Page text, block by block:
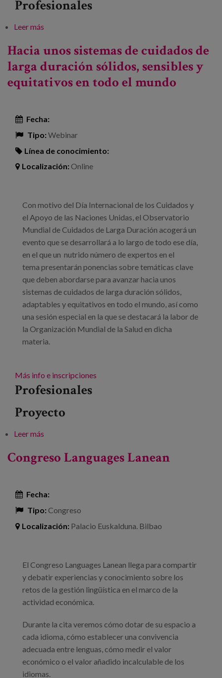
Profesionales
Leer más
profesionalización en el sector
Hacia unos sistemas de cuidados de
larga duración sólidos, sensibles y
equitativos en todo el mundo
Fecha:
Tipo:Webinar
Línea de conocimiento:
Localización:Online
Con motivo del Día Internacional de los Cuidados y
el Apoyo de las Naciones Unidas, el Observatorio
Mundial de Cuidados de Larga Duración acogerá un
evento que se desarrollará a lo largo de todo ese día,
en el que un nutrido número de expertos en el
tema presentarán ponencias sobre temáticas clave
que deben abordarse para avanzar hacia unos
sistemas de cuidados de larga duración sólidos,
adaptables y equitativos en todo el mundo, así como
una sesión especial en la que se destacará la labor de
la Organización Mundial de la Salud en dicha
materia.
Más info e inscripciones
Profesionales
Proyecto
Leer más
mundo
Congreso Languages Lanean
Fecha:
Tipo:Congreso
Localización: Palacio Euskalduna. Bilbao
El Congreso Languages Lanean llega para compartir
y debatir experiencias y conocimiento sobre los
retos de la gestión lingüística en el marco de la
actividad económica.
Durante la cita veremos cómo dotar de su espacio a
cada idioma, cómo establecer una convivencia
adecuada entre lenguas, cómo medir el valor
económico o el valor añadido incalculable de los
idiomas.